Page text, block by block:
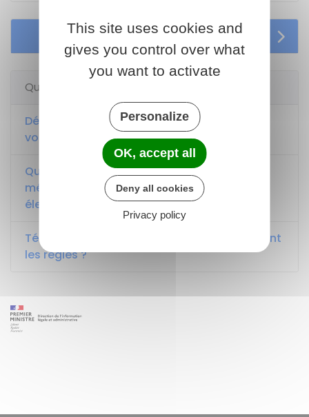
Services en ligne et formulaires
Questions ? Réponses !
Démarchage téléphonique abusif, spam
vocal ou par SMS : que faire ?
Quelle est la procédure pour saisir le
médiateur des communications
électroniques ?
Téléchargement illégal (Arcom) : quelles sont
les règles ?
This site uses cookies and
gives you control over what
you want to activate
Personalize
OK, accept all
Deny all cookies
Privacy policy